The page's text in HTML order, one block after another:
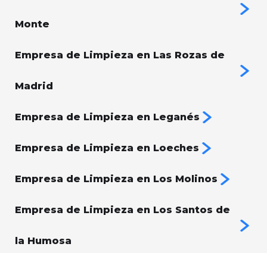
Monte
Empresa de Limpieza en Las Rozas de
Madrid
Empresa de Limpieza en Leganés
Empresa de Limpieza en Loeches
Empresa de Limpieza en Los Molinos
Empresa de Limpieza en Los Santos de
la Humosa